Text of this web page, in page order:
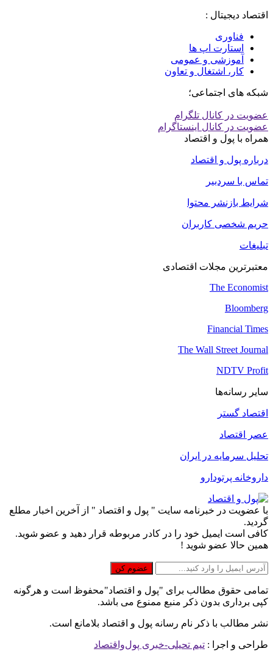
اقتصاد دیجیتال :
فناوری
استارت اپ ها
آموزشی و عمومی
کار، اشتغال و تعاون
شبکه های اجتماعی؛
عضویت در کانال تلگرام
عضویت در کانال اینستاگرام
همراه با پول و اقتصاد
درباره پول و اقتصاد
تماس با سردبیر
شرایط بازنشر محتوا
حریم شخصی کاربران
تبلیغات
معتبرترین مجلات اقتصادی
The Economist
Bloomberg
Financial Times
The Wall Street Journal
NDTV Profit
سایر رسانه‌ها
اقتصاد گستر
عصر اقتصاد
تحلیل سرمایه در ایران
داروخانه پرتودارو
با عضویت در خبرنامه سایت " پول و اقتصاد " از آخرین اخبار مطلع
گردید.
کافی است ایمیل خود را در کادر مربوطه قرار دهید و عضو شوید.
همین حالا عضو شوید !
تمامی حقوق مطالب برای "پول و اقتصاد"محفوظ است و هرگونه
کپی برداری بدون ذکر منبع ممنوع می باشد.
نشر مطالب با ذکر نام رسانه پول و اقتصاد بلامانع است.
طراحی و اجرا : تیم تحیلی-خبری پول‌واقتصاد